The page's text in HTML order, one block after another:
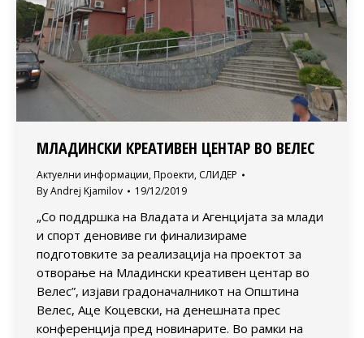
МЛАДИНСКИ КРЕАТИВЕН ЦЕНТАР ВО ВЕЛЕС
Актуелни информации, Проекти, СЛИДЕР
ByAndrej Kjamilov 19/12/2019
„Со поддршка на Владата и Агенцијата за млади
и спорт деновиве ги финализираме
подготовките за реализација на проектот за
отворање на Младински креативен центар во
Велес”, изјави градоначалникот на Општина
Велес, Аце Коцевски, на денешната прес
конференција пред новинарите. Во рамки на